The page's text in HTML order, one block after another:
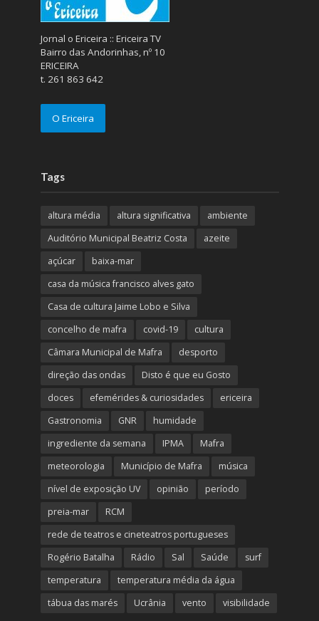
Jornal o Ericeira :: Ericeira TV
Bairro das Andorinhas, nº 10
ERICEIRA
t. 261 863 642
O Ericeira
Tags
altura média altura significativa
ambiente
Auditório Municipal Beatriz Costa
azeite
açúcar
baixa-mar
casa da música francisco alves gato
Casa de cultura Jaime Lobo e Silva
concelho de mafra
covid-19
cultura
Câmara Municipal de Mafra
desporto
direção das ondas
Disto é que eu Gosto
doces
efemérides & curiosidades
ericeira
Gastronomia
GNR
humidade
ingrediente da semana
IPMA
Mafra
meteorologia
Município de Mafra
música
nível de exposição UV
opinião
período
preia-mar
RCM
rede de teatros e cineteatros portugueses
Rogério Batalha
Rádio Sal Saúde
surf
temperatura
temperatura média da água
tábua das marés
Ucrânia vento visibilidade